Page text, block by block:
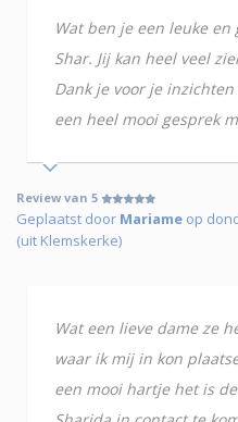
Wat ben je een leuke
Shar. Jij kan heel veel
Dank je voor je
een heel mooi gesprek
Review van 5
Geplaatst door Mariame op
(uit Klemskerke)
Wat een lieve dame ze
waar ik mij in kon
een mooi hartje het is